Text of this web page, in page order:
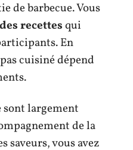
de barbecue. Vous
recettesqui
En
cuisiné dépend
sont largement
de la
saveurs, vous avez